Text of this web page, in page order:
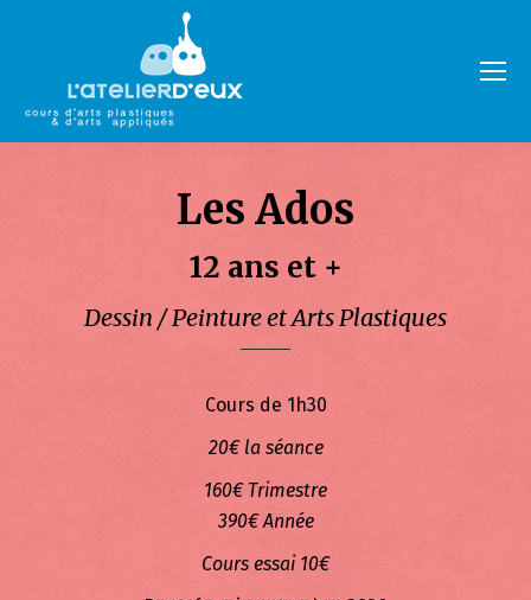
Les Ados
12 ans et +
Dessin / Peinture et Arts Plastiques
Cours de 1h30
20€ la séance
160€ Trimestre
390€ Année
Cours essai 10€